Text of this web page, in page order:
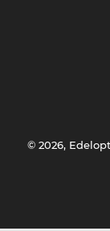
© 2026,